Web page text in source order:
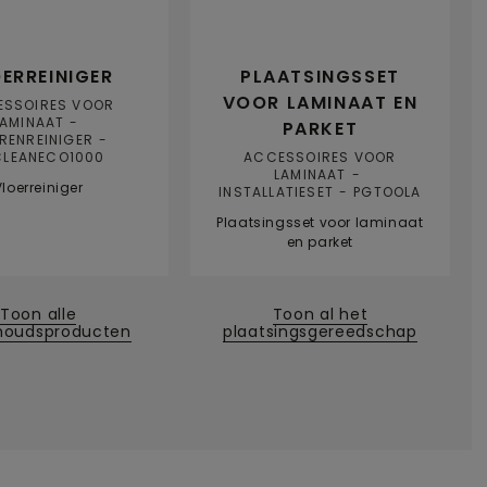
VOOR
Toon alle
PLAATSINGSSET
VOOR LAMINAAT EN
PARKET
ACCESSOIRES VOOR
LAMINAAT
INSTALLATIESET
PGTOOLA
Plaatsingsset voor laminaat
en parket
Toon al het
plaatsingsgereedschap